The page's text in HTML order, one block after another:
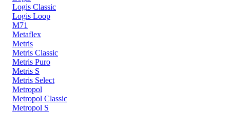
Logis Classic
Logis Loop
M71
Metaflex
Metris
Metris Classic
Metris Puro
Metris S
Metris Select
Metropol
Metropol Classic
Metropol S